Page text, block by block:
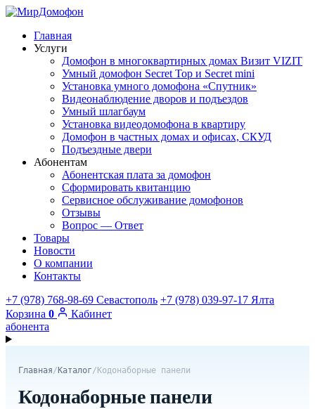
Главная
Услуги
Домофон в многоквартирных домах Визит VIZIT
Умный домофон Secret Top и Secret mini
Установка умного домофона «Спутник»
Видеонаблюдение дворов и подъездов
Умный шлагбаум
Установка видеодомофона в квартиру
Домофон в частных домах и офисах, СКУД
Подъездные двери
Абонентам
Абонентская плата за домофон
Сформировать квитанцию
Сервисное обслуживание домофонов
Отзывы
Вопрос — Ответ
Товары
Новости
О компании
Контакты
+7 (978) 768-98-69 Севастополь +7 (978) 039-97-17 Ялта
Корзина 0
Кабинет
абонента
Главная/ Каталог/ Кодонаборные панели
Кодонаборные панели